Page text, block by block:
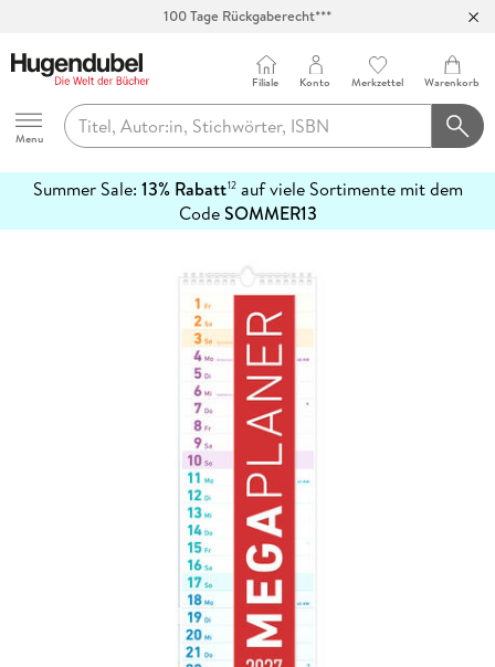
100 Tage Rückgaberecht***
Hugendubel
Menu
Filiale Konto Merkzettel Warenkorb
Summer Sale: 13% Rabatt12auf viele Sortimente mit dem
CodeSOMMER13
erfahren